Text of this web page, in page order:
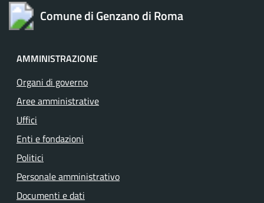
Comune di Genzano di Roma
AMMINISTRAZIONE
Organi di governo
Aree amministrative
Uffici
Enti e fondazioni
Politici
Personale amministrativo
Documenti e dati